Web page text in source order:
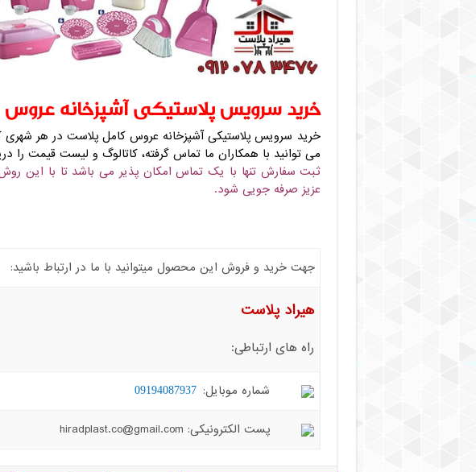
خرید سرویس پلاستیکی آشپزخانه عروس
خرید سرویس پلاستیکی آشپزخانه عروس کامل پلاست در هر شهری
می توانید با همکاران ما تماس گرفته، کاتالوگ و لیست قیمت
ثبت سفارش تنها با یک تماس امکان پذیر می باشد تا با این
عزیز صرفه جویی شود.
جهت خرید و فروش این محصول میتوانید با ما در ارتباط باشید:
هیراد پلاست
راه های ارتباطی:
شماره موبایل: 09194087937
پست الکترونیکی: hiradplast.co@gmail.com